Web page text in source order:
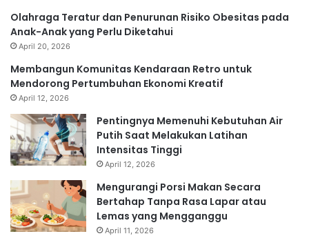
Olahraga Teratur dan Penurunan Risiko Obesitas pada
Anak-Anak yang Perlu Diketahui
April 20, 2026
Membangun Komunitas Kendaraan Retro untuk
Mendorong Pertumbuhan Ekonomi Kreatif
April 12, 2026
Pentingnya Memenuhi Kebutuhan Air
Putih Saat Melakukan Latihan
Intensitas Tinggi
April 12, 2026
Mengurangi Porsi Makan Secara
Bertahap Tanpa Rasa Lapar atau
Lemas yang Mengganggu
April 11, 2026